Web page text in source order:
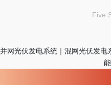
Five
并网光伏发电系统｜混网光伏发电